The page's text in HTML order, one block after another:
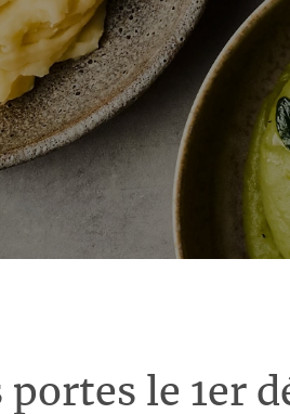
le 1er